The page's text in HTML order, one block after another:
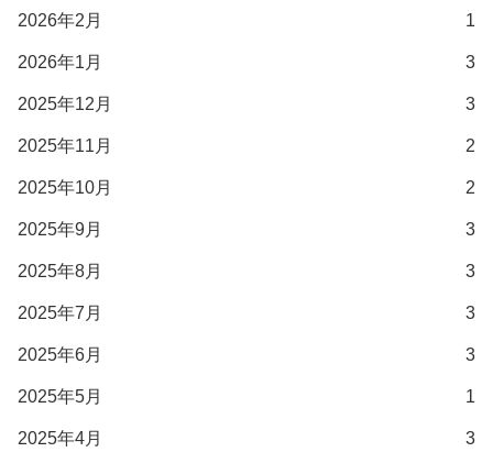
2026年2月 1
2026年1月 3
2025年12月 3
2025年11月 2
2025年10月 2
2025年9月 3
2025年8月 3
2025年7月 3
2025年6月 3
2025年5月 1
2025年4月 3